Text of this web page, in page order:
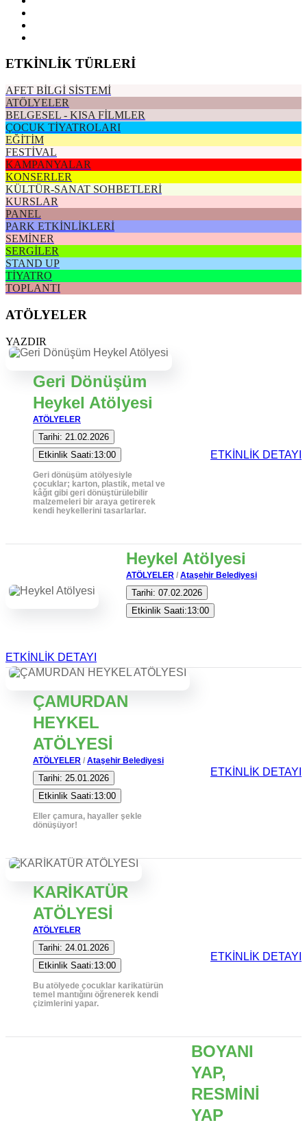
ETKİNLİK TÜRLERİ
AFET BİLGİ SİSTEMİ
ATÖLYELER
BELGESEL - KISA FİLMLER
ÇOCUK TİYATROLARI
EĞİTİM
FESTİVAL
KAMPANYALAR
KONSERLER
KÜLTÜR-SANAT SOHBETLERİ
KURSLAR
PANEL
PARK ETKİNLİKLERİ
SEMİNER
SERGİLER
STAND UP
TİYATRO
TOPLANTI
ATÖLYELER
YAZDIR
Geri Dönüşüm
Heykel Atölyesi
ATÖLYELER
Tarihi: 21.02.2026
Etkinlik Saati:13:00
Geri dönüşüm atölyesiyle
çocuklar; karton, plastik, metal ve
kâğıt gibi geri dönüştürülebilir
malzemeleri bir araya getirerek
kendi heykellerini tasarlarlar.
ETKİNLİK DETAYI
Heykel Atölyesi
ATÖLYELER / Ataşehir Belediyesi
Tarihi: 07.02.2026
Etkinlik Saati:13:00
ETKİNLİK DETAYI
ÇAMURDAN
HEYKEL
ATÖLYESİ
ATÖLYELER / Ataşehir Belediyesi
Tarihi: 25.01.2026
Etkinlik Saati:13:00
Eller çamura, hayaller şekle
dönüşüyor!
ETKİNLİK DETAYI
KARİKATÜR
ATÖLYESİ
ATÖLYELER
Tarihi: 24.01.2026
Etkinlik Saati:13:00
Bu atölyede çocuklar karikatürün
temel mantığını öğrenerek kendi
çizimlerini yapar.
ETKİNLİK DETAYI
BOYANI
YAP,
RESMİNİ
YAP